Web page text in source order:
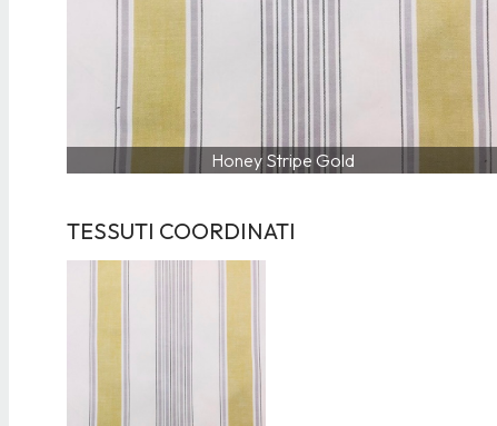
Honey Stripe Gold
TESSUTI COORDINATI